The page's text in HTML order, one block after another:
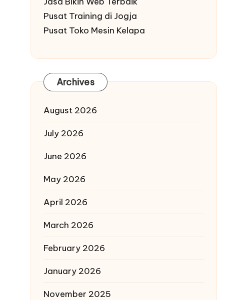
Pusat Training di Jogja
Pusat Toko Mesin Kelapa
Archives
August 2026
July 2026
June 2026
May 2026
April 2026
March 2026
February 2026
January 2026
November 2025